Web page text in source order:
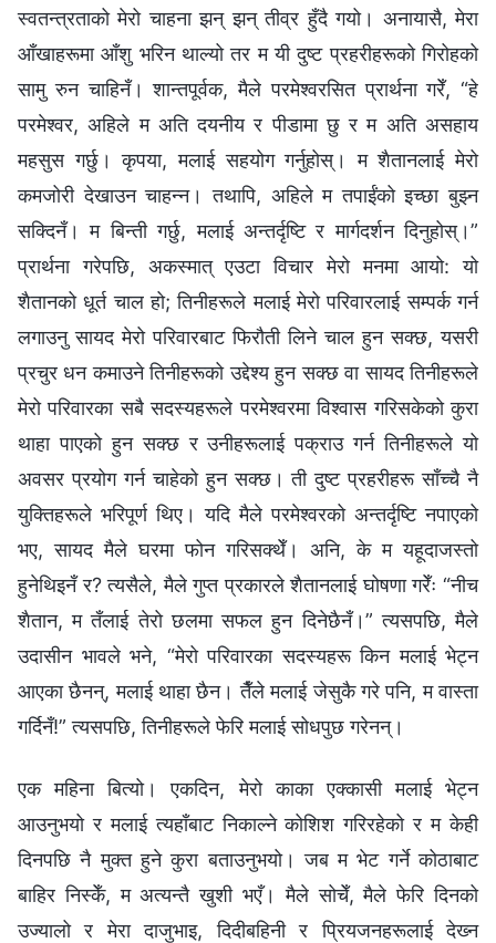
स्वतन्त्रताको मेरो चाहना झन् झन् तीव्र हुँदै गयो। अनायासै, मेरा
आँखाहरूमा आँशु भरिन थाल्यो तर म यी दुष्ट प्रहरीहरूको गिरोहको
सामु रुन चाहिनँ। शान्तपूर्वक, मैले परमेश्‍वरसित प्रार्थना गरेँ, “हे
परमेश्‍वर, अहिले म अति दयनीय र पीडामा छु र म अति असहाय
महसुस गर्छु। कृपया, मलाई सहयोग गर्नुहोस्। म शैतानलाई मेरो
कमजोरी देखाउन चाहन्‍न। तथापि, अहिले म तपाईंको इच्छा बुझ्न
सक्दिनँ। म बिन्ती गर्छु, मलाई अन्तर्दृष्टि र मार्गदर्शन दिनुहोस्।”
प्रार्थना गरेपछि, अकस्मात् एउटा विचार मेरो मनमा आयो: यो
शैतानको धूर्त चाल हो; तिनीहरूले मलाई मेरो परिवारलाई सम्पर्क गर्न
लगाउनु सायद मेरो परिवारबाट फिरौती लिने चाल हुन सक्छ, यसरी
प्रचुर धन कमाउने तिनीहरूको उद्देश्य हुन सक्छ वा सायद तिनीहरूले
मेरो परिवारका सबै सदस्यहरूले परमेश्‍वरमा विश्‍वास गरिसकेको कुरा
थाहा पाएको हुन सक्छ र उनीहरूलाई पक्राउ गर्न तिनीहरूले यो
अवसर प्रयोग गर्न चाहेको हुन सक्छ। ती दुष्ट प्रहरीहरू साँच्‍चै नै
युक्तिहरूले भरिपूर्ण थिए। यदि मैले परमेश्‍वरको अन्तर्दृष्टि नपाएको
भए, सायद मैले घरमा फोन गरिसक्थेँ। अनि, के म यहूदाजस्तो
हुनेथिइनँ र? त्यसैले, मैले गुप्त प्रकारले शैतानलाई घोषणा गरेँः “नीच
शैतान, म तँलाई तेरो छलमा सफल हुन दिनेछैनँ।” त्यसपछि, मैले
उदासीन भावले भने, “मेरो परिवारका सदस्यहरू किन मलाई भेट्न
आएका छैनन्, मलाई थाहा छैन। तैँले मलाई जेसुकै गरे पनि, म वास्ता
गर्दिनँ!” त्यसपछि, तिनीहरूले फेरि मलाई सोधपुछ गरेनन्।
एक महिना बित्यो। एकदिन, मेरो काका एक्‍कासी मलाई भेट्न
आउनुभयो र मलाई त्यहाँबाट निकाल्ने कोशिश गरिरहेको र म केही
दिनपछि नै मुक्त हुने कुरा बताउनुभयो। जब म भेट गर्ने कोठाबाट
बाहिर निस्केँ, म अत्यन्तै खुशी भएँ। मैले सोचेँ, मैले फेरि दिनको
उज्यालो र मेरा दाजुभाइ, दिदीबहिनी र प्रियजनहरूलाई देख्‍न